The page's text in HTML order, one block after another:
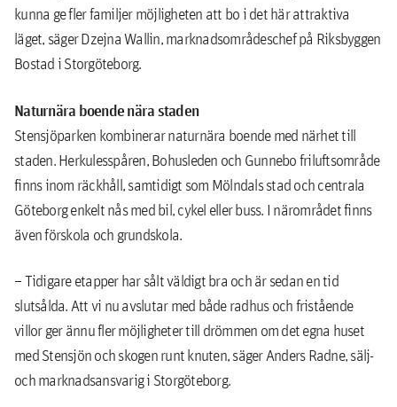
kunna ge fler familjer möjligheten att bo i det här attraktiva
läget, säger Dzejna Wallin, marknadsområdeschef på Riksbyggen
Bostad i Storgöteborg.
Naturnära boende nära staden
Stensjöparken kombinerar naturnära boende med närhet till
staden. Herkulesspåren, Bohusleden och Gunnebo friluftsområde
finns inom räckhåll, samtidigt som Mölndals stad och centrala
Göteborg enkelt nås med bil, cykel eller buss. I närområdet finns
även förskola och grundskola.
– Tidigare etapper har sålt väldigt bra och är sedan en tid
slutsålda. Att vi nu avslutar med både radhus och fristående
villor ger ännu fler möjligheter till drömmen om det egna huset
med Stensjön och skogen runt knuten, säger Anders Radne, sälj-
och marknadsansvarig i Storgöteborg.